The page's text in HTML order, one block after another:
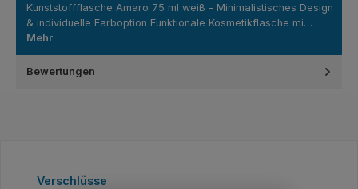
Kunststoffflasche Amaro 75 ml weiß – Minimalistisches Design
& individuelle Farboption Funktionale Kosmetikflasche mi…
Mehr
Bewertungen
Produktgalerie überspringen
Verschlüsse